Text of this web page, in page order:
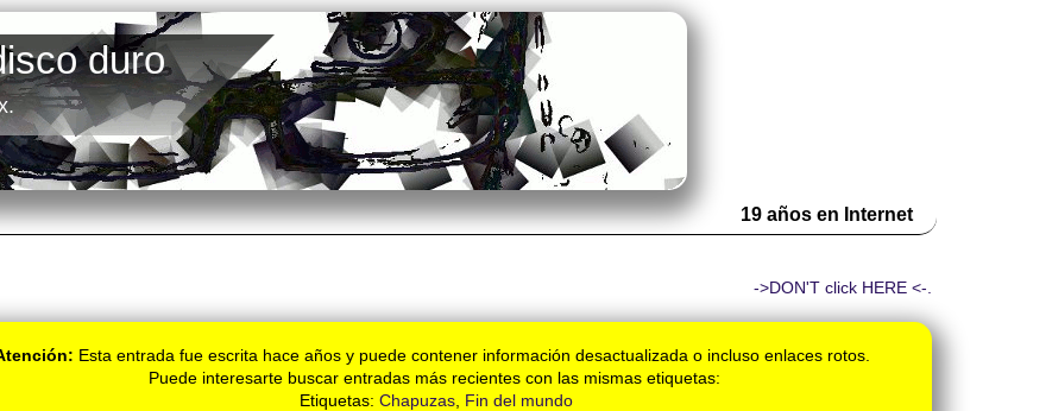
duro
19 años en Internet
->DON'T click HERE <-.
Esta entrada fue escrita hace años y puede contener información desactualizada o incluso enlaces rotos.
Puede interesarte buscar entradas más recientes con las mismas etiquetas:
Etiquetas: Chapuzas Fin del mundo